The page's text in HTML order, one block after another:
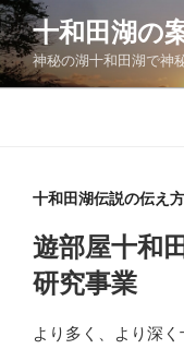
コ
ン
テ
ン
十和田湖の
神秘の湖十和田湖で神
十和田湖伝説の伝え
遊部屋十和
研究事業
より多く、より深